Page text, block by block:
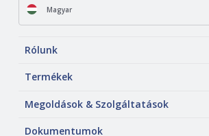
Magyar
Rólunk
Termékek
Megoldások & Szolgáltatások
Dokumentumok